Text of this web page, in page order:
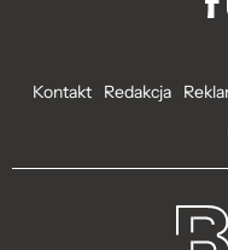
Kontakt Redakcja